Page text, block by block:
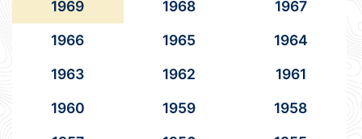
1969
1968
1967
1966
1965
1964
1963
1962
1961
1960
1959
1958